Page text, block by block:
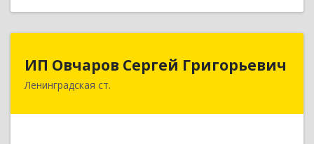
ИП Овчаров Сергей Григорьевич
Ленинградская ст.
ИП Овчаров Сергей Григорьевич
353740, Краснодарский край, Ленинградский р-